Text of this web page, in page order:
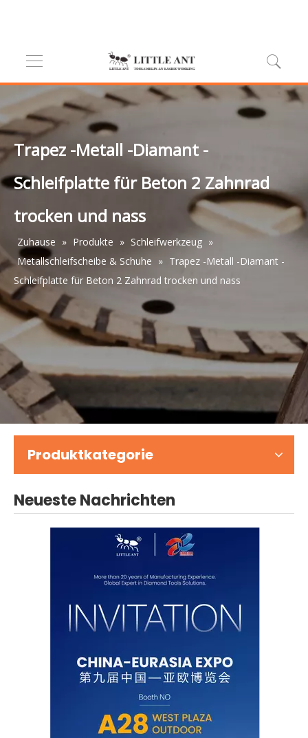
Trapez -Metall -Diamant -
Schleifplatte für Beton 2 Zahnrad
trocken und nass
Zuhause » Produkte » Schleifwerkzeug »
Metallschleifscheibe & Schuhe » Trapez -Metall -Diamant -
Schleifplatte für Beton 2 Zahnrad trocken und nass
Produktkategorie
Neueste Nachrichten